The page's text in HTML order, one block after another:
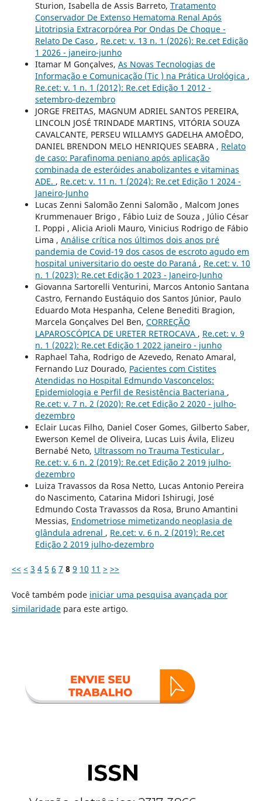
Sturion, Isabella de Assis Barreto, Tratamento
Conservador De Extenso Hematoma Renal Após
Litotripsia Extracorpórea Por Ondas De Choque -
Relato De Caso , Re.cet: v. 13 n. 1 (2026): Re.cet Edição
1 2026 - janeiro-junho
Itamar M Gonçalves, As Novas Tecnologias de
Informação e Comunicação (Tic ) na Prática Urológica ,
Re.cet: v. 1 n. 1 (2012): Re.cet Edição 1 2012 -
setembro-dezembro
JORGE FREITAS, MAGNUM ADRIEL SANTOS PEREIRA,
LINCOLN JOSÉ TRINDADE MARTINS, VITÓRIA SOUZA
CAVALCANTE, PERSEU WILLAMYS GADELHA AMOÊDO,
DANIEL BRENDON MELO HENRIQUES SEABRA , Relato
de caso: Parafinoma peniano após aplicação
combinada de esteróides anabolizantes e vitaminas
ADE. , Re.cet: v. 11 n. 1 (2024): Re.cet Edição 1 2024 -
Janeiro-Junho
Lucas Zenni Salomão Zenni Salomão , Malcom Jones
Krummenauer Brigo , Fábio Luiz de Souza , Júlio César
I. Poppi , Alicia Arioli Mauro, Vinicius Rodrigo de Fábio
Lima , Análise crítica nos últimos dois anos pré
pandemia de Covid-19 dos casos de escroto agudo em
hospital universitario do oeste do Paraná , Re.cet: v. 10
n. 1 (2023): Re.cet Edição 1 2023 - Janeiro-Junho
Giovanna Sartorelli Venturini, Marcos Antonio Santana
Castro, Fernando Eustáquio dos Santos Júnior, Paulo
Eduardo Mota Hespanha, Celene Benediti Bragion,
Marcela Gonçalves Del Ben, CORREÇÃO
LAPAROSCÓPICA DE URETER RETROCAVA , Re.cet: v. 9
n. 1 (2022): Re.cet Edição 1 2022 janeiro - junho
Raphael Taha, Rodrigo de Azevedo, Renato Amaral,
Fernando Luz Dourado, Pacientes com Cistites
Atendidas no Hospital Edmundo Vasconcelos:
Epidemiologia e Perfil de Resistência Bacteriana ,
Re.cet: v. 7 n. 2 (2020): Re.cet Edição 2 2020 - julho-
dezembro
Eclair Lucas Filho, Daniel Coser Gomes, Gilberto Saber,
Ewerson Kemel de Oliveira, Lucas Luis Ávila, Elizeu
Bernabé Neto, Ultrassom no Trauma Testicular ,
Re.cet: v. 6 n. 2 (2019): Re.cet Edição 2 2019 julho-
dezembro
Luiza Travassos da Rosa Netto, Lucas Antonio Pereira
do Nascimento, Catarina Midori Ishirugi, José
Edmundo Costa Travassos da Rosa, Bruno Amantini
Messias, Endometriose mimetizando neoplasia de
glândula adrenal , Re.cet: v. 6 n. 2 (2019): Re.cet
Edição 2 2019 julho-dezembro
<< < 3 4 5 6 7 8 9 10 11 > >>
Você também pode iniciar uma pesquisa avançada por
similaridadepara este artigo.